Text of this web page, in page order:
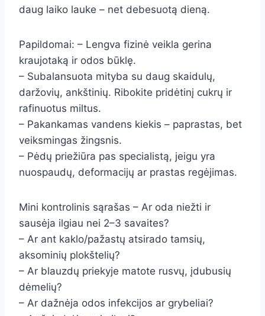
daug laiko lauke – net debesuotą dieną.
Papildomai: – Lengva fizinė veikla gerina
kraujotaką ir odos būklę.
– Subalansuota mityba su daug skaidulų,
daržovių, ankštinių. Ribokite pridėtinį cukrų ir
rafinuotus miltus.
– Pakankamas vandens kiekis – paprastas, bet
veiksmingas žingsnis.
– Pėdų priežiūra pas specialistą, jeigu yra
nuospaudų, deformacijų ar prastas regėjimas.
Mini kontrolinis sąrašas – Ar oda niežti ir
sausėja ilgiau nei 2–3 savaites?
– Ar ant kaklo/pažastų atsirado tamsių,
aksominių plokštelių?
– Ar blauzdų priekyje matote rusvų, įdubusių
dėmelių?
– Ar dažnėja odos infekcijos ar grybeliai?